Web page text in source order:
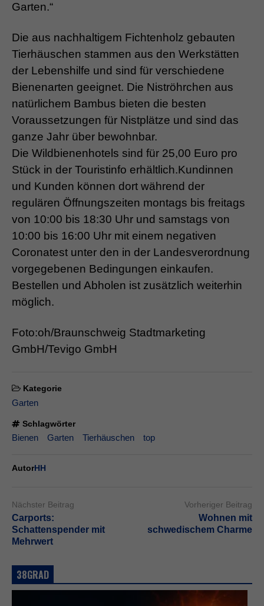
Garten.“
Die aus nachhaltigem Fichtenholz gebauten
Tierhäuschen stammen aus den Werkstätten
der Lebenshilfe und sind für verschiedene
Bienenarten geeignet. Die Niströhrchen aus
natürlichem Bambus bieten die besten
Voraussetzungen für Nistplätze und sind das
ganze Jahr über bewohnbar.
Die Wildbienenhotels sind für 25,00 Euro pro
Stück in der Touristinfo erhältlich.Kundinnen
und Kunden können dort während der
regulären Öffnungszeiten montags bis freitags
von 10:00 bis 18:30 Uhr und samstags von
10:00 bis 16:00 Uhr mit einem negativen
Coronatest unter den in der Landesverordnung
vorgegebenen Bedingungen einkaufen.
Bestellen und Abholen ist zusätzlich weiterhin
möglich.
Foto:oh/Braunschweig Stadtmarketing
GmbH/Tevigo GmbH
Kategorie
Garten
Schlagwörter
Bienen Garten Tierhäuschen top
Autor HH
Nächster Beitrag
Carports:
Schattenspender mit
Mehrwert
Vorheriger Beitrag
Wohnen mit
schwedischem Charme
38GRAD